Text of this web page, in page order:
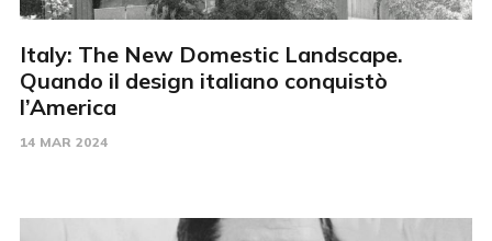
Italy: The New Domestic Landscape.
Quando il design italiano conquistò
l’America
14 MAR 2024